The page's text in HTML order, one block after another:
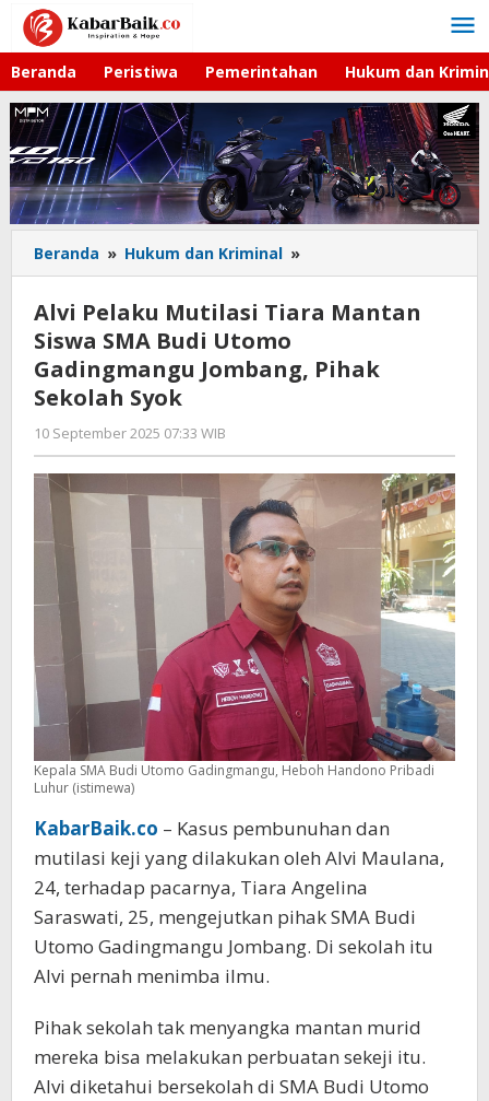
Lewati
konten
Beranda Peristiwa Pemerintahan Hukum dan
Beranda » Hukum dan Kriminal »
Pelaku
Tiara
Siswa
Gadingmangu
Jombang,
Pihak
Sekolah
Syok
Alvi Pelaku Mutilasi Tiara Mantan
Siswa SMA Budi Utomo
Gadingmangu Jombang, Pihak
Sekolah Syok
10 September 2025 07:33 WIB
Imam
WD
Kepala SMA Budi Utomo Gadingmangu, Heboh Handono Pribadi
Luhur (istimewa)
KabarBaik.co – Kasus pembunuhan dan
mutilasi keji yang dilakukan oleh Alvi Maulana,
24, terhadap pacarnya, Tiara Angelina
Saraswati, 25, mengejutkan pihak SMA Budi
Utomo Gadingmangu Jombang. Di sekolah itu
Alvi pernah menimba ilmu.
Pihak sekolah tak menyangka mantan murid
mereka bisa melakukan perbuatan sekeji itu.
Alvi diketahui bersekolah di SMA Budi Utomo